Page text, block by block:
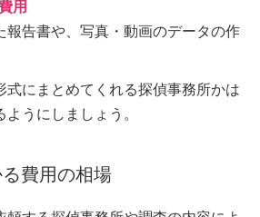
用
報告書や、写真・動画のデータの作
式にまとめてくれる探偵事務所かは
うにしましょう。
費用の相場